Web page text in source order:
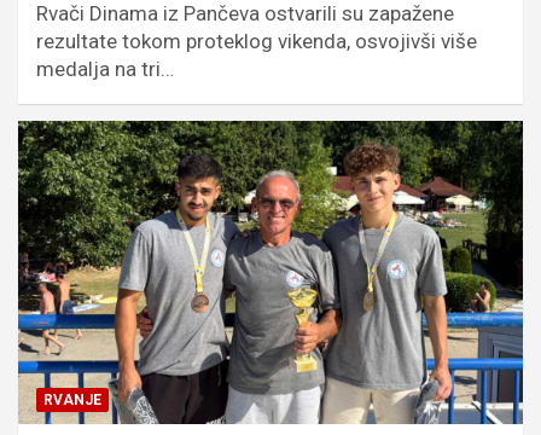
Rvači Dinama iz Pančeva ostvarili su zapažene
rezultate tokom proteklog vikenda, osvojivši više
medalja na tri…
RVANJE